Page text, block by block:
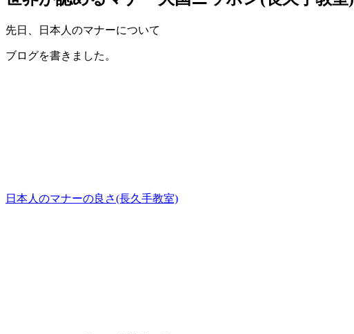
先日、日本人のマナーについて
ブログを書きました。
日本人のマナーの良さ(長久手教室)